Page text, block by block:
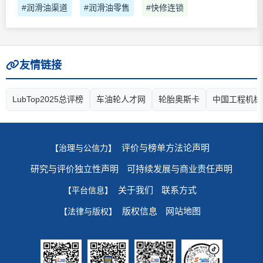
#润滑油渠道 #润滑油零售 #快修连锁
友情链接
LubTop2025总评榜 车油轮人才网 轮胎奥斯卡 中国工程机
【治理与公信力】 评价与榜单方法论声明
研究与评价独立性声明 可持续发展与商业责任声明
【平台信息】 关于我们 联系方式
【法律与版权】 版权信息 网站地图